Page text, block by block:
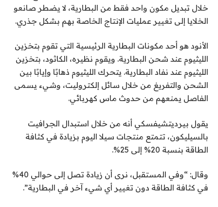
خلال تبديل مكون واحد فقط من البطارية، لا يضطر صانعو
الخلايا إلى تغيير عمليات الإنتاج الخاصة بهم بشكل جذري.
الأنود هو أحد مكونات البطارية الرئيسية التي تقوم بتخزين
الليثيوم عند شحن البطارية. ويقوم نظيره، الكاثود، بتخزين
الليثيوم عند نفاد البطارية. يتحرك الليثيوم ذهابًا وإيابًا بين
الشحن والتفريغ من خلال سائل إلكتروليت، وشيء يسمى
الفاصل يمنعهم من حدوث ماس كهربائي.
يقول بيرديتشيفسكي أنه من خلال استبدال الجرافيت
بالسيليكون، تتمتع منتجات سيلا اليوم بزيادة في كثافة
الطاقة بنسبة 20% إلى 25%.
وقال: “وفي المستقبل، نرى أن زيادة تصل إلى حوالي 40%
في كثافة الطاقة دون تغيير أي شيء آخر في البطارية”.